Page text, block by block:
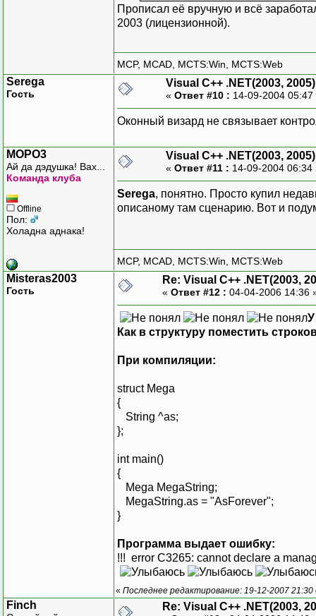
Прописал её вручную и всё
2003 (лицензионной).
MCP, MCAD, MCTS:Win, MCTS:Web
Serega
Гость
Visual C++ .NET(2003, 2005)
« Ответ #10 : 14-09-2004
Оконный визард не связывает
MOPO3
Ай да дэдушка! Вах...
Команда клуба
Offline
Пол:
Холадна аднака!
Visual C++ .NET(2003, 2005)
« Ответ #11 : 14-09-2004
Serega, понятно. Просто купил
описаному там сценарию. Вот и
MCP, MCAD, MCTS:Win, MCTS:Web
Misteras2003
Гость
Re: Visual C++ .NET(2003,
« Ответ #12 : 04-04-2006 14:36
Как в структуру поместить
При компиляции:
struct Mega
{
String ^as;
};
int main()
{
Mega MegaString;
MegaString.as = "AsForever";
}
Программа выдает ошибку:
!!! error C3265: cannot declare a
« Последнее редактирование: 19-12-2007
Finch Re: Visual C++ .NET(2003,